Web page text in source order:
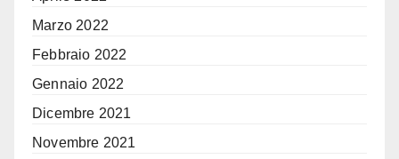
Marzo 2022
Febbraio 2022
Gennaio 2022
Dicembre 2021
Novembre 2021